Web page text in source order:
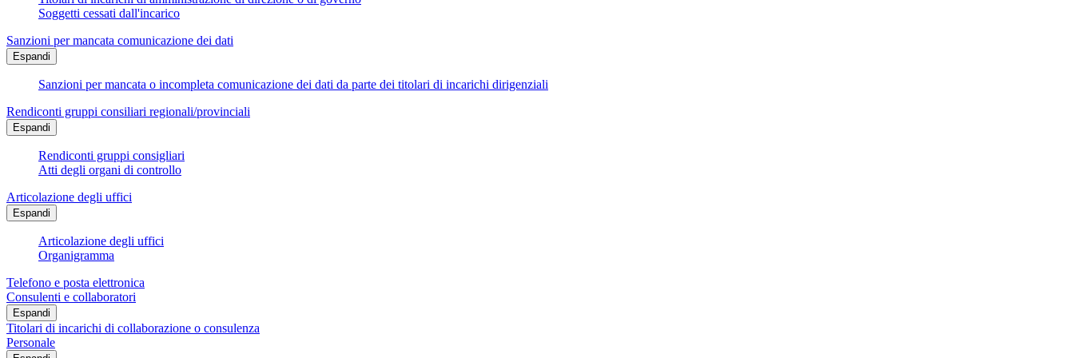
Soggetti cessati dall'incarico
Sanzioni per mancata comunicazione dei dati
Espandi
Sanzioni per mancata o incompleta comunicazione dei dati da parte dei titolari di incarichi dirigenziali
Rendiconti gruppi consiliari regionali/provinciali
Espandi
Rendiconti gruppi consigliari
Atti degli organi di controllo
Articolazione degli uffici
Espandi
Articolazione degli uffici
Organigramma
Telefono e posta elettronica
Consulenti e collaboratori
Espandi
Titolari di incarichi di collaborazione o consulenza
Personale